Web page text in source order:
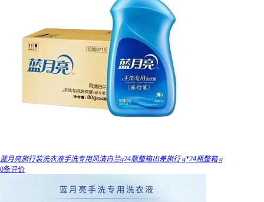
蓝月亮旅行装洗衣液手洗专用风清白兰g24瓶整箱出差旅行 g*24瓶整箱 g
0条评价